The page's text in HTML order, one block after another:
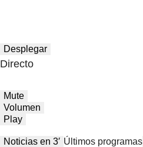
Desplegar
Directo
Mute
Volumen
Play
Noticias en 3′ Últimos programas